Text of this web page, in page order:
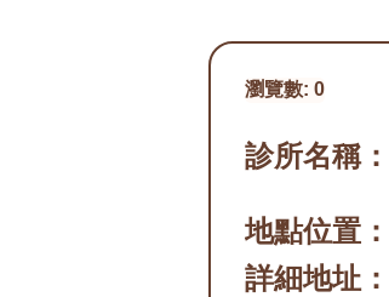
瀏覽數: 0
診所名稱：
地點位置：
詳細地址：